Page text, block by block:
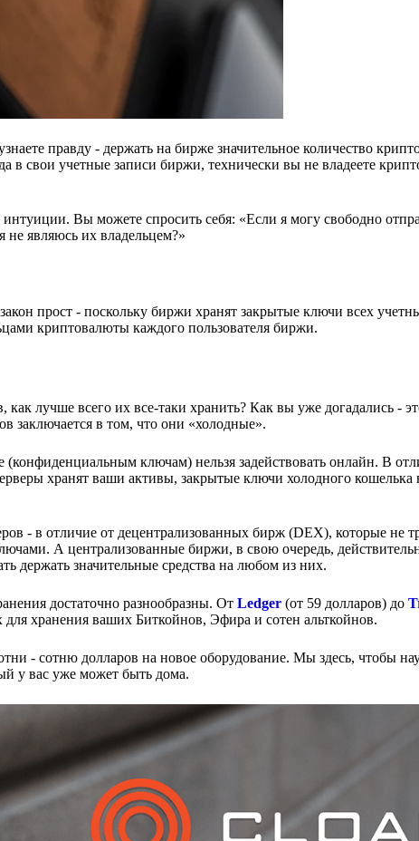
правду - держать на бирже значительное количество
в свои учетные записи биржи, технически вы не владеете
Вы можете спросить себя: «Если я могу свободно
не являюсь их владельцем?»
прост - поскольку биржи хранят закрытые ключи всех
криптовалюты каждого пользователя биржи.
лучше всего их все-таки хранить? Как вы уже догадались -
заключается в том, что они «холодные».
ключам) нельзя задействовать онлайн. В
хранят ваши активы, закрытые ключи холодного кошелька
- в отличие от децентрализованных бирж (DEX), которые не
А централизованные биржи, в свою очередь,
держать значительные средства на любом из них.
достаточно разнообразны. От Ledger (от 59 долларов) до
для хранения ваших Биткойнов, Эфира и сотен альткойнов.
- сотню долларов на новое оборудование. Мы здесь, чтобы
у вас уже может быть дома.